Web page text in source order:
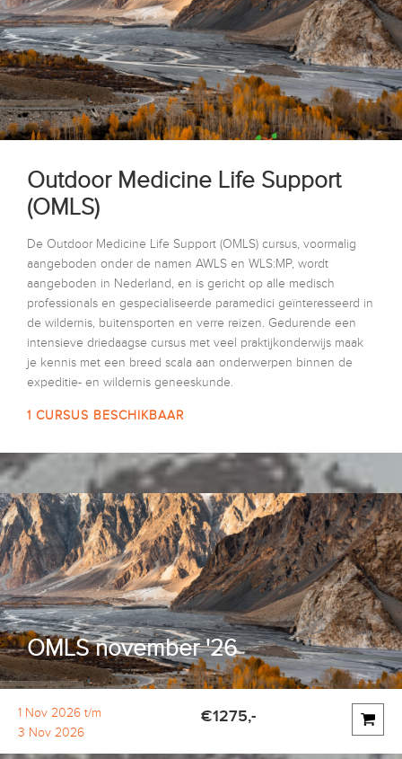
Outdoor Medicine Life Support
(OMLS)
De Outdoor Medicine Life Support (OMLS) cursus, voormalig
aangeboden onder de namen AWLS en WLS:MP, wordt
aangeboden in Nederland, en is gericht op alle medisch
professionals en gespecialiseerde paramedici geïnteresseerd in
de wildernis, buitensporten en verre reizen. Gedurende een
intensieve driedaagse cursus met veel praktijkonderwijs maak
je kennis met een breed scala aan onderwerpen binnen de
expeditie- en wildernis geneeskunde.
1 CURSUS BESCHIKBAAR
OMLS november '26
1 Nov 2026 t/m
3 Nov 2026
€1275,-